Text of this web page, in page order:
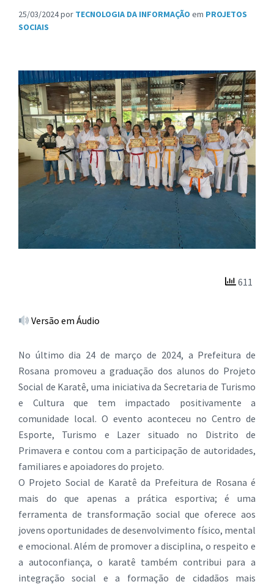
25/03/2024por TECNOLOGIA DA INFORMAÇÃO em PROJETOS
SOCIAIS
611
Versão em Áudio
No último dia 24 de março de 2024, a Prefeitura de
Rosana promoveu a graduação dos alunos do Projeto
Social de Karatê, uma iniciativa da Secretaria de Turismo
e Cultura que tem impactado positivamente a
comunidade local. O evento aconteceu no Centro de
Esporte, Turismo e Lazer situado no Distrito de
Primavera e contou com a participação de autoridades,
familiares e apoiadores do projeto.
O Projeto Social de Karatê da Prefeitura de Rosana é
mais do que apenas a prática esportiva; é uma
ferramenta de transformação social que oferece aos
jovens oportunidades de desenvolvimento físico, mental
e emocional. Além de promover a disciplina, o respeito e
a autoconfiança, o karatê também contribui para a
integração social e a formação de cidadãos mais